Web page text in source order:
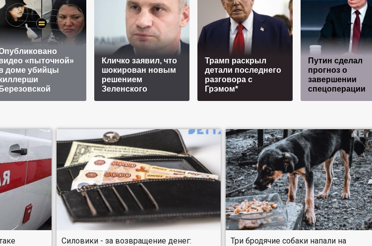
«пыточной»
доме убийцы
Березовской
Кличко заявил, что
шокирован новым
решением
Зеленского
Трамп раскрыл
детали последнего
разговора с
Грэмом*
Путин сделал
прогноз о
завершении
спецоперации
Силовики - за возвращение денег:
Три бродячие собаки напали на